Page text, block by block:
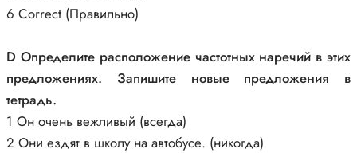
6 Correct (Правильно)
D Определите расположение частотных наречий в этих
предложениях. Запишите новые предложения в
тетрадь.
1 Он очень вежливый (всегда)
2 Они ездят в школу на автобусе. (никогда)